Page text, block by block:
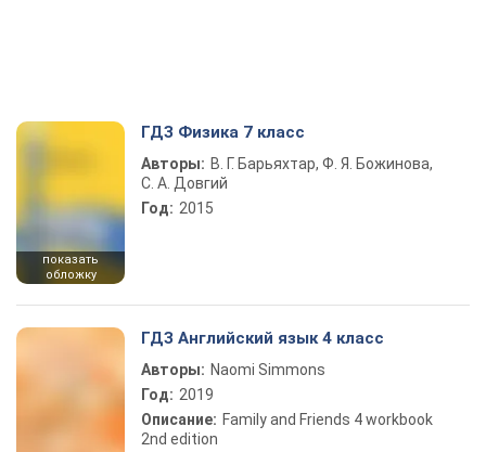
показать
обложку
ГДЗ Физика 7 класс
Авторы: В. Г. Барьяхтар, Ф. Я. Божинова,
С. А. Довгий
Год: 2015
ГДЗ Английский язык 4 класс
Авторы: Naomi Simmons
Год: 2019
Описание: Family and Friends 4 workbook
2nd edition